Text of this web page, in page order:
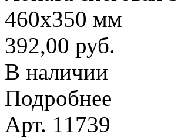
460х350 мм
392,00 руб.
В наличии
Подробнее
Арт. 11739